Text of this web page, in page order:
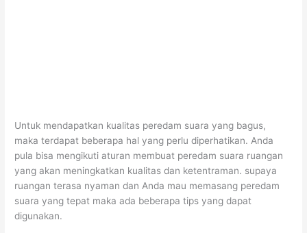
Untuk mendapatkan kualitas peredam suara yang bagus,
maka terdapat beberapa hal yang perlu diperhatikan. Anda
pula bisa mengikuti aturan membuat peredam suara ruangan
yang akan meningkatkan kualitas dan ketentraman. supaya
ruangan terasa nyaman dan Anda mau memasang peredam
suara yang tepat maka ada beberapa tips yang dapat
digunakan.